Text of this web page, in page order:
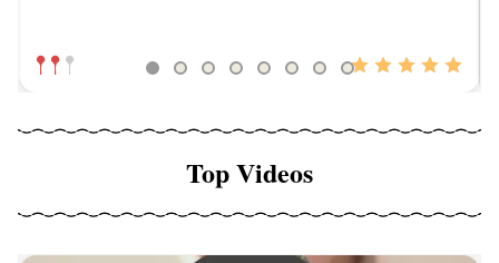
Top Videos